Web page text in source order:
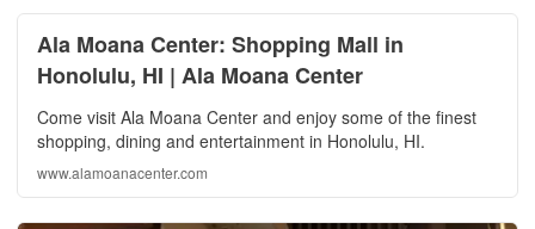
Ala Moana Center: Shopping Mall in
Honolulu, HI | Ala Moana Center
Come visit Ala Moana Center and enjoy some of the finest
shopping, dining and entertainment in Honolulu, HI.
www.alamoanacenter.com